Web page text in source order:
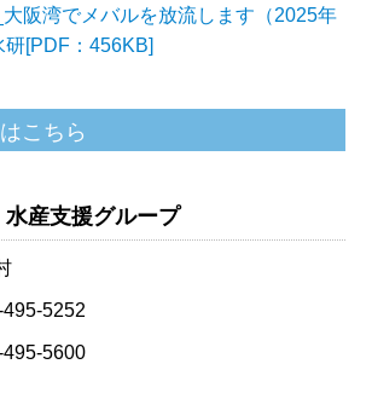
阪湾でメバルを放流します（2025年
[PDF：456KB]
水産支援グループ
5252
495-5600